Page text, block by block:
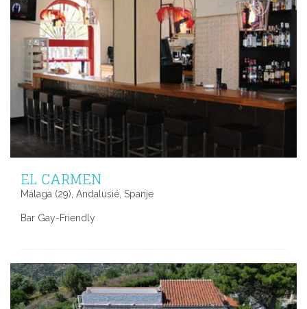
EL CARMEN
Málaga (29), Andalusië, Spanje
Bar Gay-Friendly